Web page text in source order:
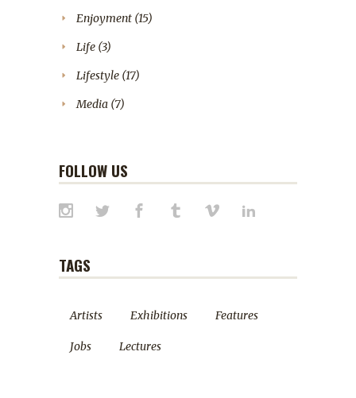
Enjoyment (15)
Life (3)
Lifestyle (17)
Media (7)
FOLLOW US
TAGS
Artists Exhibitions Features
Jobs Lectures